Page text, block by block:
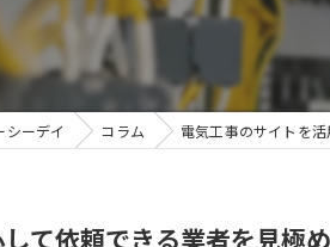
シーデイ コラム 電気工事のサイトを
て依頼できる業者を見極